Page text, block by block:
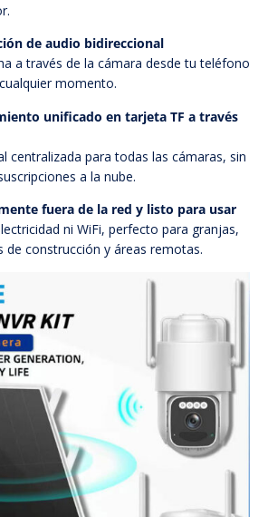
de audio bidireccional
a través de la cámara desde tu teléfono
momento.
unificado en tarjeta TF a través
centralizada para todas las cámaras, sin
a la nube.
fuera de la red y listo para usar
ni WiFi, perfecto para granjas,
de construcción y áreas remotas.